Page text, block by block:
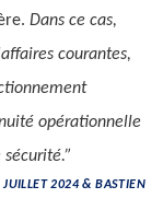
Dans ce cas,
courantes,
opérationnelle
JUILLET 2024 & BASTIEN